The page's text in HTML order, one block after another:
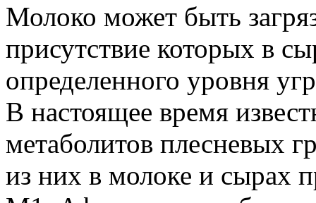
Молоко может быть
присутствие которых в
определенного уровня
В настоящее время
метаболитов плесневых
из них в молоке и сырах